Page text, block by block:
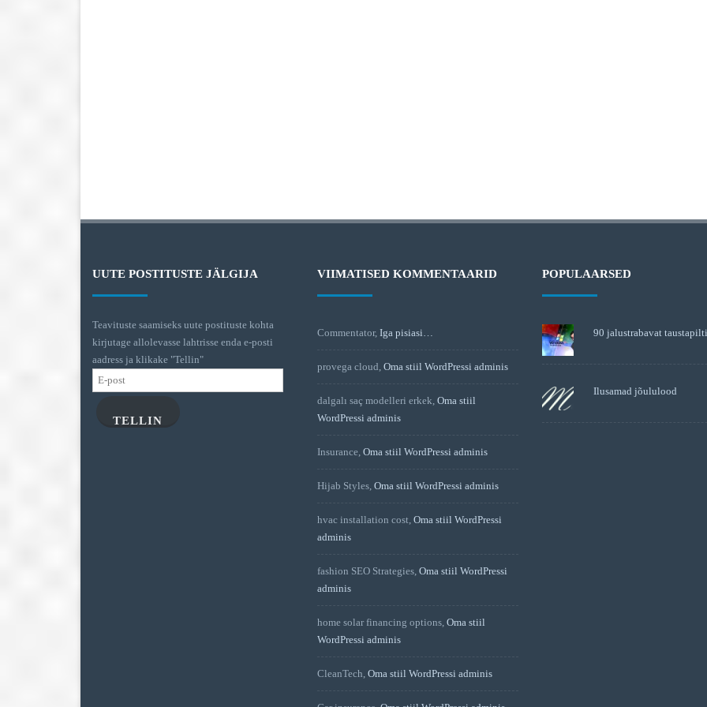
UUTE POSTITUSTE JÄLGIJA
Teavituste saamiseks uute postituste kohta
kirjutage allolevasse lahtrisse enda e-posti
aadress ja klikake "Tellin"
E-
post
TELLIN
VIIMATISED KOMMENTAARID
Commentator, Iga pisiasi…
provega cloud Oma stiil WordPressi adminis
dalgalı saç modelleri erkek Oma stiil
WordPressi adminis
Insurance Oma stiil WordPressi adminis
Hijab Styles Oma stiil WordPressi adminis
hvac installation cost Oma stiil WordPressi
adminis
fashion SEO Strategies Oma stiil WordPressi
adminis
home solar financing options Oma stiil
WordPressi adminis
CleanTech Oma stiil WordPressi adminis
POPULAARSED
90 jalustrabavat
Ilusamad jõululood